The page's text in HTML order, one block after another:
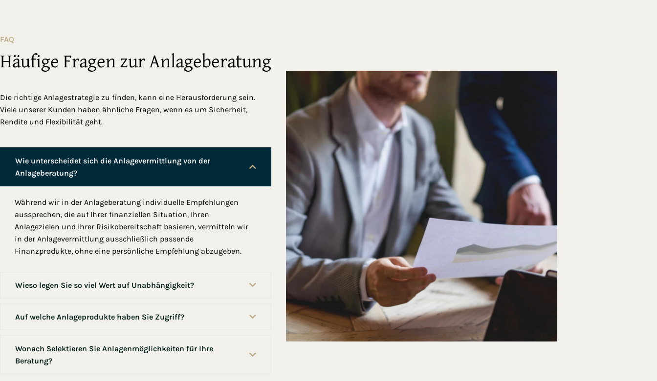
FAQ
Häufige Fragen zur Anlageberatung
Die richtige Anlagestrategie zu finden, kann eine Herausforderung sein.
Viele unserer Kunden haben ähnliche Fragen, wenn es um Sicherheit,
Rendite und Flexibilität geht.
Wie unterscheidet sich die Anlagevermittlung von der
Anlageberatung?
Während wir in der Anlageberatung individuelle Empfehlungen
aussprechen, die auf Ihrer finanziellen Situation, Ihren
Anlagezielen und Ihrer Risikobereitschaft basieren, vermitteln wir
in der Anlagevermittlung ausschließlich passende
Finanzprodukte, ohne eine persönliche Empfehlung abzugeben.
Wieso legen Sie so viel Wert auf Unabhängigkeit?
Auf welche Anlageprodukte haben Sie Zugriff?
Wonach Selektieren Sie Anlagenmöglichkeiten für Ihre
Beratung?